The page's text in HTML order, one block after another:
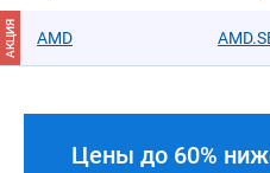
АКЦИЯ AMD
Цены до 60%